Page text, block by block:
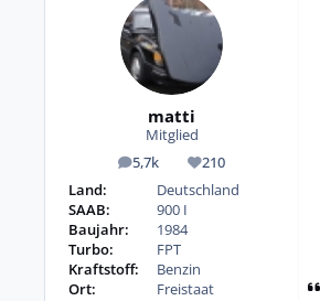
matti
Mitglied
5,7k
Beiträge 210
Reputation
Land:
Deutschland
SAAB:
900 I
Baujahr:
1984
Turbo:
FPT
Kraftstoff:
Benzin
Ort:
Freistaat